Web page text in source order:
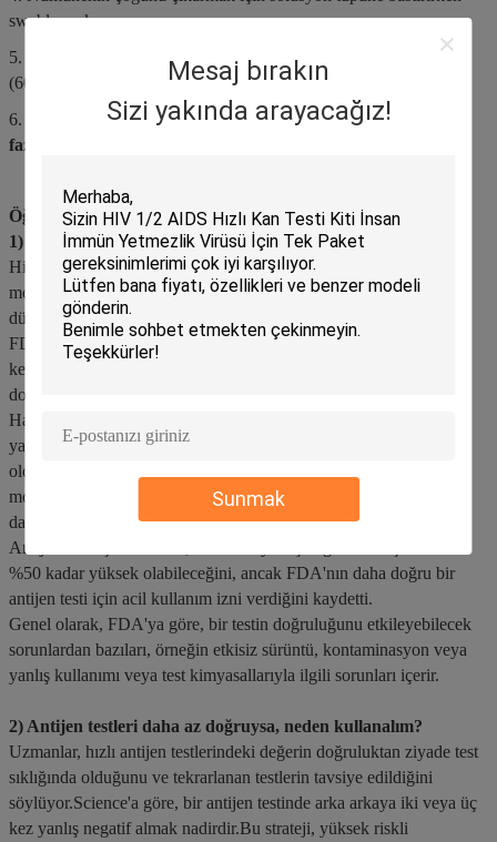
Mesaj bırakın
Sizi yakında arayacağız!
Sunmak
swabları çıkarın.
5. Damlalık kapağını yerleştirin ve numune kuyusuna 3 damla
(60~70μl) bırakın.
6. Sonucu 10-15 dakika içinde okuyun.Sonuçları 20 dakikadan
fazla okumayın.
Öğrenmeniz gereken bir şey:
1) Hangi testler daha doğrudur?
Hiçbir test %100 doğru değildir, ancak mevcut araştırmalara göre
moleküler testlerin antijen testlerinden daha doğru olduğu
düşünülmektedir.
FDA'ya göre, bir antijen testi "aktif koronavirüs enfeksiyonunu
kesin olarak ekarte edemez", ancak pozitif sonuçlar "son derece
doğrudur" (negatif sonuçlar bir doğrulama testi gerektirebilir).
Harvard Tıp Okulu Ağustos ayında moleküler testlerle bildirilen
yanlış negatif oranının %2 kadar düşük ve %37 kadar yüksek
olduğunu yazmıştı.Derin bir burun sürüntüsü kullanılarak yapılan
moleküler bir testin, boğaz sürüntüsü veya tükürük örneklerinden
daha az yanlış negatif sonuç vereceğini söylüyorlar.
Antijen testi için Harvard, bildirilen yanlış negatif sonuç oranının
%50 kadar yüksek olabileceğini, ancak FDA'nın daha doğru bir
antijen testi için acil kullanım izni verdiğini kaydetti.
Genel olarak, FDA'ya göre, bir testin doğruluğunu etkileyebilecek
sorunlardan bazıları, örneğin etkisiz sürüntü, kontaminasyon veya
yanlış kullanımı veya test kimyasallarıyla ilgili sorunları içerir.
2) Antijen testleri daha az doğruysa, neden kullanalım?
Uzmanlar, hızlı antijen testlerindeki değerin doğruluktan ziyade test
sıklığında olduğunu ve tekrarlanan testlerin tavsiye edildiğini
söylüyor.Science'a göre, bir antijen testinde arka arkaya iki veya üç
kez yanlış negatif almak nadirdir.Bu strateji, yüksek riskli